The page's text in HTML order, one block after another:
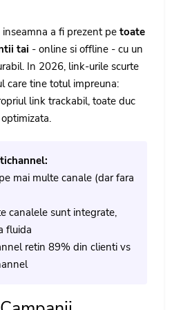
a fi prezent pe toate
tai - online si offline - cu un
In 2026, link-urile scurte
care tine totul impreuna:
link trackabil, toate duc
mai multe canale (dar fara
canalele sunt integrate,
fluida
retin 89% din clienti vs